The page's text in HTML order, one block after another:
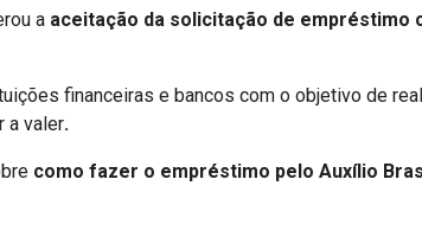
a aceitação da solicitação de empréstimo
financeiras e bancos com o objetivo de
a valer.
como fazer o empréstimo pelo Auxílio